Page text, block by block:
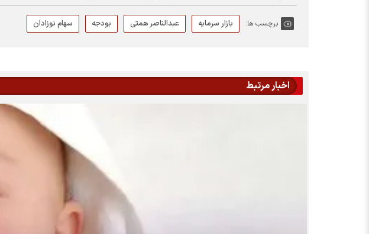
برچسب ها: بازار سرمایه عبدالناصر همتی بودجه سهام نوزادان
اخبار مرتبط